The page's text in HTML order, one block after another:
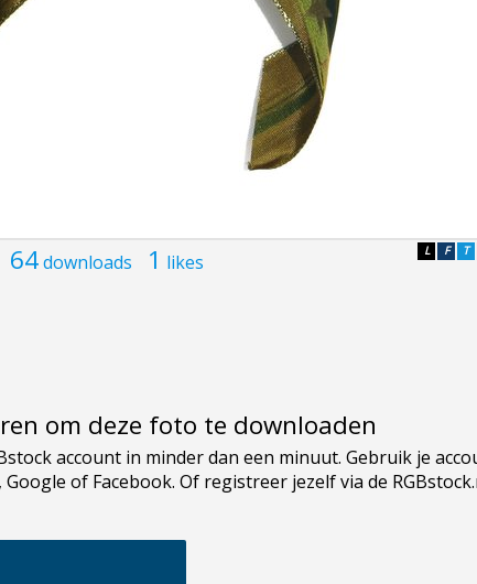
64downloads 1 likes T
F
L
om deze foto te downloaden